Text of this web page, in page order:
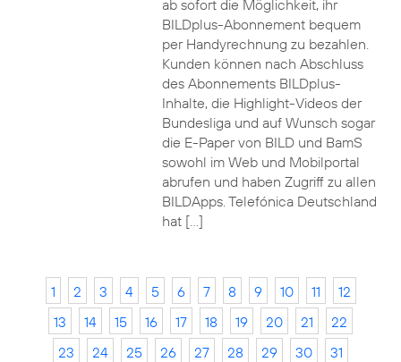
ab sofort die Möglichkeit, ihr
BILDplus-Abonnement bequem
per Handyrechnung zu bezahlen.
Kunden können nach Abschluss
des Abonnements BILDplus-
Inhalte, die Highlight-Videos der
Bundesliga und auf Wunsch sogar
die E-Paper von BILD und BamS
sowohl im Web und Mobilportal
abrufen und haben Zugriff zu allen
BILDApps. Telefónica Deutschland
hat […]
1 2 3 4 5 6 7 8 9 10 11
12
13
14 15 16 17 18 19 20 21
22
23
24 25 26 27 28 29 30
31